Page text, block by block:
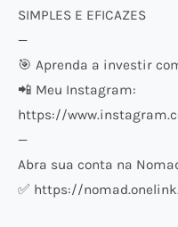
SIMPLES E EFICAZES
—
🎯 Aprenda a investir
📲 Meu Instagram:
https://
—
Abra sua conta na
✅ https://